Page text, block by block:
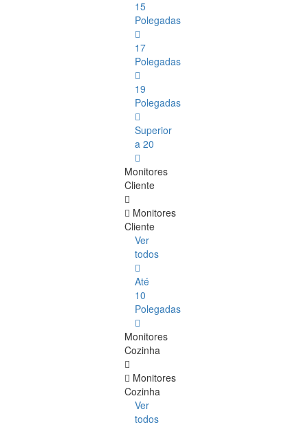
15
Polegadas
17
Polegadas
19
Polegadas
Superior
a 20
Monitores
Cliente
Monitores
Cliente
Ver
todos
Até
10
Polegadas
Monitores
Cozinha
Monitores
Cozinha
Ver
todos